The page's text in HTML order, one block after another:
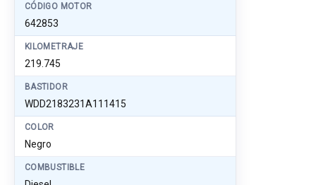
CÓDIGO MOTOR
642853
KILOMETRAJE
219.745
BASTIDOR
WDD2183231A111415
COLOR
Negro
COMBUSTIBLE